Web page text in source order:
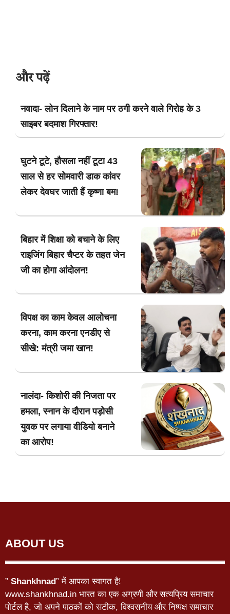
और पढ़ें
नवादा- लोन दिलाने के नाम पर ठगी करने वाले गिरोह के 3
साइबर बदमाश गिरफ्तार!
घुटने टूटे, हौसला नहीं टूटा 43
साल से हर सोमवारी डाक कांवर
लेकर देवघर जाती हैं कृष्णा बम!
बिहार में शिक्षा को बचाने के लिए
राइजिंग बिहार चैप्टर के तहत जेन
जी का होगा आंदोलन!
विपक्ष का काम केवल आलोचना
करना, काम करना एनडीए से
सीखे: मंत्री जमा खान!
नालंदा- किशोरी की निजता पर
हमला, स्नान के दौरान पड़ोसी
युवक पर लगाया वीडियो बनाने
का आरोप!
ABOUT US
” Shankhnad” में आपका स्वागत है!
www.shankhnad.in भारत का एक अग्रणी और सत्यप्रिय समाचार
पोर्टल है, जो अपने पाठकों को सटीक, विश्वसनीय और निष्पक्ष समाचार